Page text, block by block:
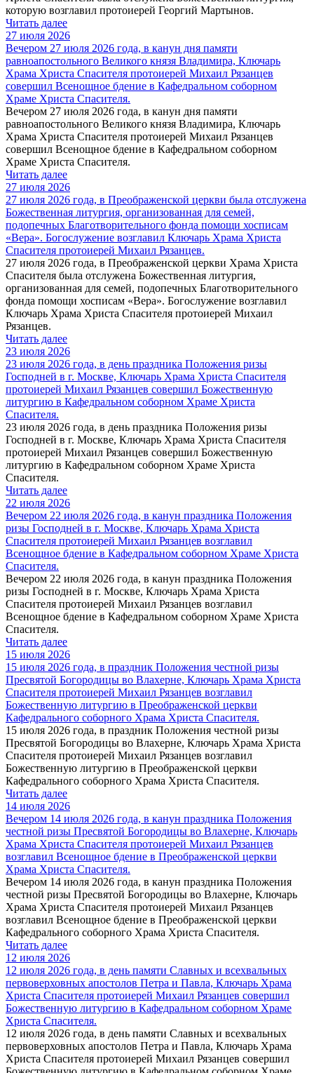
которую возглавил протоиерей Георгий Мартынов.
Читать далее
27 июля 2026
Вечером 27 июля 2026 года, в канун дня памяти
равноапостольного Великого князя Владимира, Ключарь
Храма Христа Спасителя протоиерей Михаил Рязанцев
совершил Всенощное бдение в Кафедральном соборном
Храме Христа Спасителя.
Вечером 27 июля 2026 года, в канун дня памяти
равноапостольного Великого князя Владимира, Ключарь
Храма Христа Спасителя протоиерей Михаил Рязанцев
совершил Всенощное бдение в Кафедральном соборном
Храме Христа Спасителя.
Читать далее
27 июля 2026
27 июля 2026 года, в Преображенской церкви была отслужена
Божественная литургия, организованная для семей,
подопечных Благотворительного фонда помощи хосписам
«Вера». Богослужение возглавил Ключарь Храма Христа
Спасителя протоиерей Михаил Рязанцев.
27 июля 2026 года, в Преображенской церкви Храма Христа
Спасителя была отслужена Божественная литургия,
организованная для семей, подопечных Благотворительного
фонда помощи хосписам «Вера». Богослужение возглавил
Ключарь Храма Христа Спасителя протоиерей Михаил
Рязанцев.
Читать далее
23 июля 2026
23 июля 2026 года, в день праздника Положения ризы
Господней в г. Москве, Ключарь Храма Христа Спасителя
протоиерей Михаил Рязанцев совершил Божественную
литургию в Кафедральном cоборном Храме Христа
Спасителя.
23 июля 2026 года, в день праздника Положения ризы
Господней в г. Москве, Ключарь Храма Христа Спасителя
протоиерей Михаил Рязанцев совершил Божественную
литургию в Кафедральном cоборном Храме Христа
Спасителя.
Читать далее
22 июля 2026
Вечером 22 июля 2026 года, в канун праздника Положения
ризы Господней в г. Москве, Ключарь Храма Христа
Спасителя протоиерей Михаил Рязанцев возглавил
Всенощное бдение в Кафедральном соборном Храме Христа
Спасителя.
Вечером 22 июля 2026 года, в канун праздника Положения
ризы Господней в г. Москве, Ключарь Храма Христа
Спасителя протоиерей Михаил Рязанцев возглавил
Всенощное бдение в Кафедральном соборном Храме Христа
Спасителя.
Читать далее
15 июля 2026
15 июля 2026 года, в праздник Положения честной ризы
Пресвятой Богородицы во Влахерне, Ключарь Храма Христа
Спасителя протоиерей Михаил Рязанцев возглавил
Божественную литургию в Преображенской церкви
Кафедрального соборного Храма Христа Спасителя.
15 июля 2026 года, в праздник Положения честной ризы
Пресвятой Богородицы во Влахерне, Ключарь Храма Христа
Спасителя протоиерей Михаил Рязанцев возглавил
Божественную литургию в Преображенской церкви
Кафедрального соборного Храма Христа Спасителя.
Читать далее
14 июля 2026
Вечером 14 июля 2026 года, в канун праздника Положения
честной ризы Пресвятой Богородицы во Влахерне, Ключарь
Храма Христа Спасителя протоиерей Михаил Рязанцев
возглавил Всенощное бдение в Преображенской церкви
Храма Христа Спасителя.
Вечером 14 июля 2026 года, в канун праздника Положения
честной ризы Пресвятой Богородицы во Влахерне, Ключарь
Храма Христа Спасителя протоиерей Михаил Рязанцев
возглавил Всенощное бдение в Преображенской церкви
Кафедрального соборного Храма Христа Спасителя.
Читать далее
12 июля 2026
12 июля 2026 года, в день памяти Славных и всехвальных
первоверховных апостолов Петра и Павла, Ключарь Храма
Христа Спасителя протоиерей Михаил Рязанцев совершил
Божественную литургию в Кафедральном cоборном Храме
Христа Спасителя.
12 июля 2026 года, в день памяти Славных и всехвальных
первоверховных апостолов Петра и Павла, Ключарь Храма
Христа Спасителя протоиерей Михаил Рязанцев совершил